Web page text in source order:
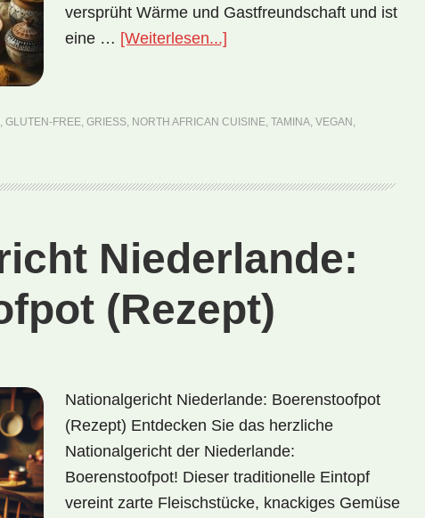
versprüht Wärme und Gastfreundschaft und ist
eine … [Weiterlesen...]
(Rezept)
, GLUTEN-FREE, GRIESS , NORTH AFRICAN CUISINE, TAMINA, VEGAN ,
Niederlande:
(Rezept)
Nationalgericht Niederlande: Boerenstoofpot
(Rezept) Entdecken Sie das herzliche
Nationalgericht der Niederlande:
Boerenstoofpot! Dieser traditionelle Eintopf
vereint zarte Fleischstücke, knackiges Gemüse